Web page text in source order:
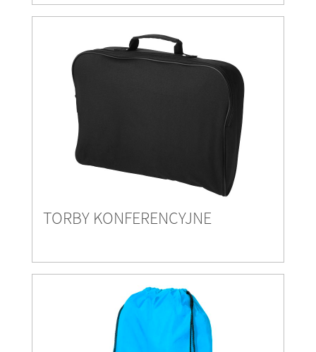
TORBY KONFERENCYJNE